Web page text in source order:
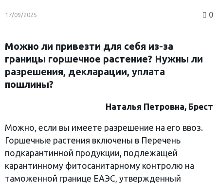
17/09/2025 0
Можно ли привезти для себя из-за
границы горшечное растение? Нужны ли
разрешения, декларации, уплата
пошлины?
Наталья Петровна, Брест
Можно, если вы имеете разрешение на его ввоз.
Горшечные растения включены в Перечень
подкарантинной продукции, подлежащей
карантинному фитосанитарному контролю на
таможенной границе ЕАЭС, утвержденный